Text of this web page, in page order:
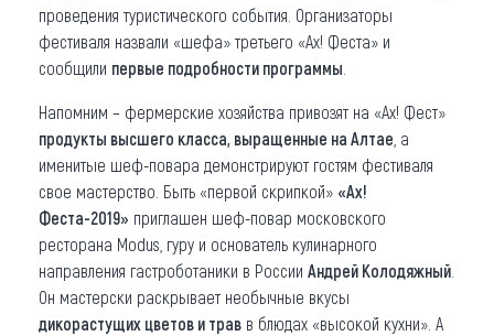
Другие рубрики
проведения туристического события. Организаторы
фестиваля назвали «шефа» третьего «Ах! Феста» и
сообщили первые подробности программы
Напомним – фермерские хозяйства привозят на «Ах! Фест»
продукты высшего класса, выращенные на Алтае , а
именитые шеф-повара демонстрируют гостям фестиваля
свое мастерство. Быть «первой скрипкой» «Ах!
Феста-2019» приглашен шеф-повар московского
ресторана Modus, гуру и основатель кулинарного
направления гастроботаники в России Андрей Колодяжный
Он мастерски раскрывает необычные вкусы
дикорастущих цветов и трав в блюдах «высокой кухни». А